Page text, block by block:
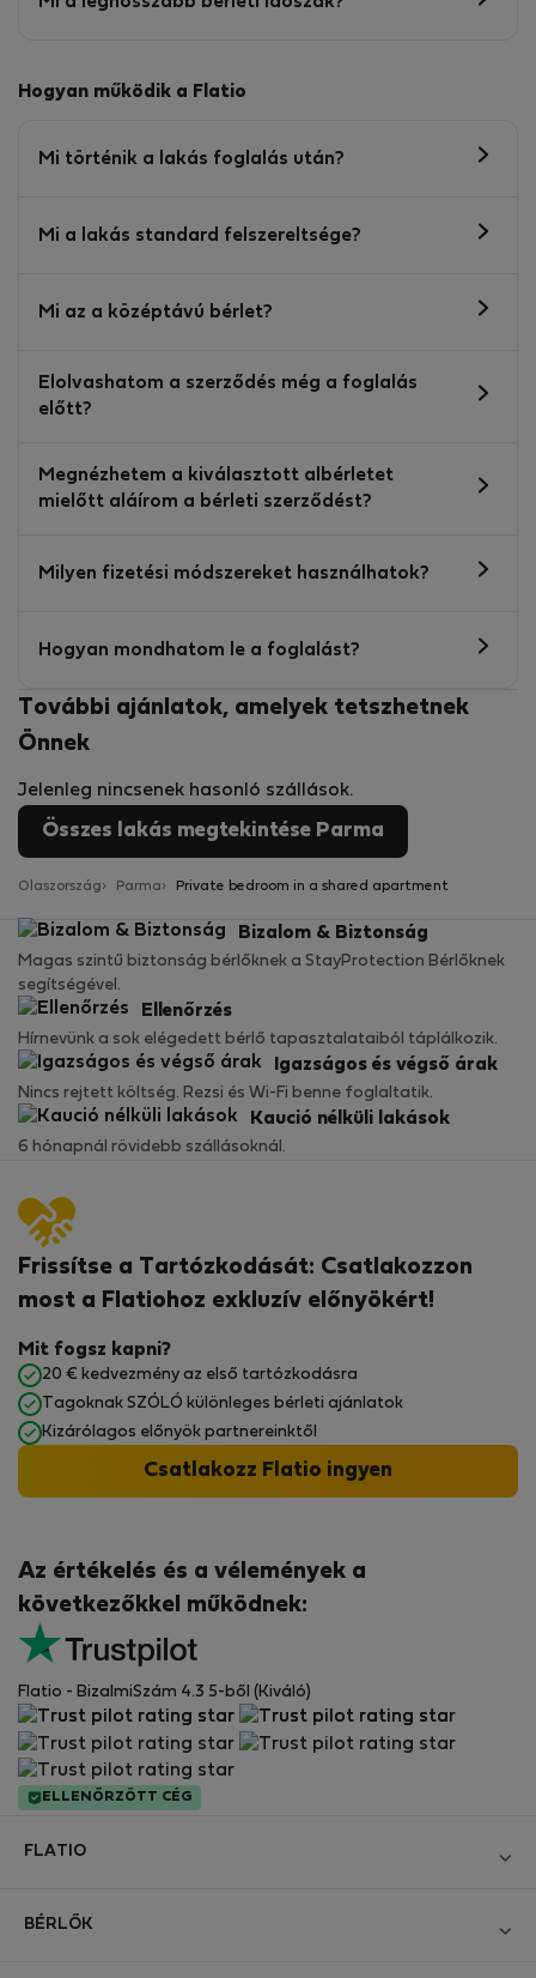
Hogyan működik a Flatio
Mi történik a lakás foglalás után?
Mi a lakás standard felszereltsége?
Mi az a középtávú bérlet?
Elolvashatom a szerződés még a foglalás
előtt?
Megnézhetem a kiválasztott albérletet
mielőtt aláírom a bérleti szerződést?
Milyen fizetési módszereket használhatok?
Hogyan mondhatom le a foglalást?
További ajánlatok, amelyek tetszhetnek
Önnek
Jelenleg nincsenek hasonló szállások.
Összes lakás megtekintése Parma
Olaszország Parma Private bedroom in a shared apartment
Bizalom & Biztonság
Magas szintű biztonság bérlőknek a StayProtection Bérlőknek
segítségével.
Ellenőrzés
Hírnevünk a sok elégedett bérlő tapasztalataiból táplálkozik.
Igazságos és végső árak
Nincs rejtett költség. Rezsi és Wi-Fi benne foglaltatik.
Kaució nélküli lakások
6 hónapnál rövidebb szállásoknál.
Az értékelés és a vélemények a
következőkkel működnek:
Flatio - BizalmiSzám 4.3 5-ből (Kiváló)
ELLENŐRZÖTT CÉG
Frissítse a Tartózkodását: Csatlakozzon
most a Flatiohoz exkluzív előnyökért!
Mit fogsz kapni?
20 € kedvezmény az első tartózkodásra
Tagoknak SZÓLÓ különleges bérleti ajánlatok
Kizárólagos előnyök partnereinktől
Csatlakozz Flatio ingyen
FLATIO
BÉRLŐK